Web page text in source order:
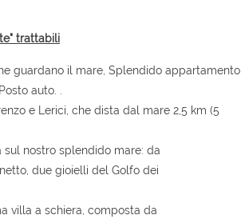
trattabili
guardano il mare, Splendido appartamento
auto. .
e Lerici, che dista dal mare 2,5 km (5
nostro splendido mare: da
due gioielli del Golfo dei
villa a schiera, composta da